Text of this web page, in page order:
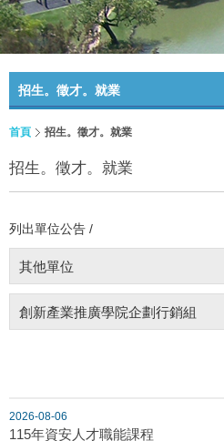
招生。徵才。就業
首頁 招生。徵才。就業
招生。徵才。就業
列出單位公告 /
其他單位
創新產業推廣學院企劃行銷組
2026-08-06
115年資安人才職能課程